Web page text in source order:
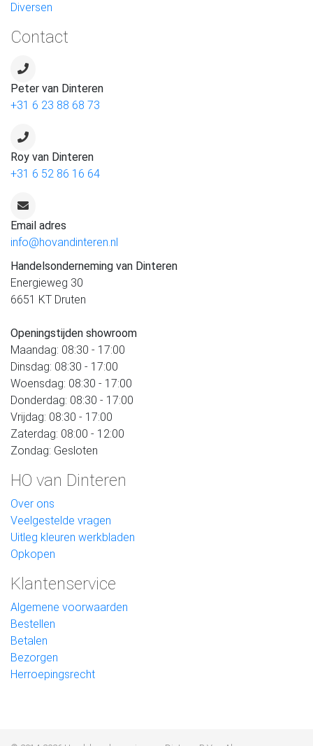
Diversen
Contact
Peter van Dinteren
+31 6 23 88 68 73
Roy van Dinteren
+31 6 52 86 16 64
Email adres
info@hovandinteren.nl
Handelsonderneming van Dinteren
Energieweg 30
6651 KT Druten
Openingstijden showroom
Maandag: 08:30 - 17:00
Dinsdag: 08:30 - 17:00
Woensdag: 08:30 - 17:00
Donderdag: 08:30 - 17:00
Vrijdag: 08:30 - 17:00
Zaterdag: 08:00 - 12:00
Zondag: Gesloten
HO van Dinteren
Over ons
Veelgestelde vragen
Uitleg kleuren werkbladen
Opkopen
Klantenservice
Algemene voorwaarden
Bestellen
Betalen
Bezorgen
Herroepingsrecht